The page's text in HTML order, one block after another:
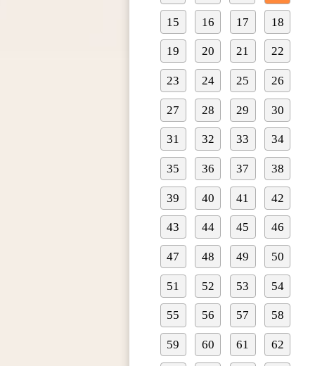
15 16 17 18
19 20 21 22
23 24 25 26
27 28 29 30
31 32 33 34
35 36 37 38
39 40 41 42
43 44 45 46
47 48 49 50
51 52 53 54
55 56 57 58
59 60 61 62